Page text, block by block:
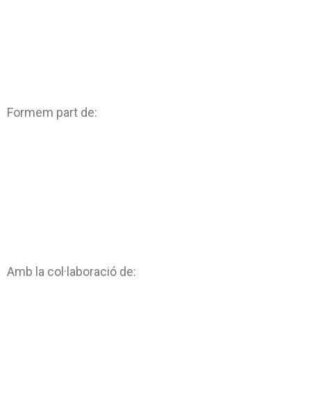
Formem part de:
Amb la col·laboració de: